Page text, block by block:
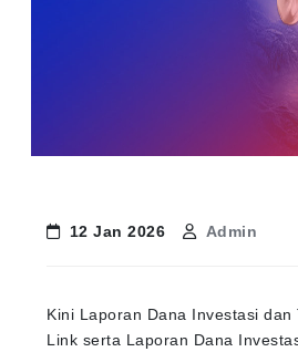
12 Jan 2026 Admin
Kini Laporan Dana Investasi dan
Link serta Laporan Dana